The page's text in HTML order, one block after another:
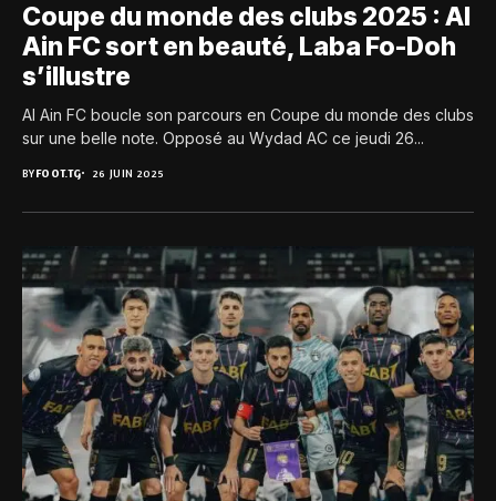
Coupe du monde des clubs 2025 : Al
Ain FC sort en beauté, Laba Fo-Doh
s’illustre
Al Ain FC boucle son parcours en Coupe du monde des clubs
sur une belle note. Opposé au Wydad AC ce jeudi 26...
BYFOOT.TG 26 JUIN 2025